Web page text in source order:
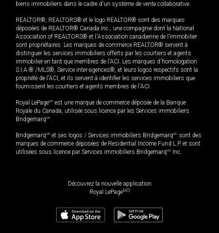
biens immobiliers dans le cadre d'un système de vente collaborative.
REALTOR®, REALTORS® et le logo REALTOR® sont des marques
déposées de REALTOR® Canada Inc., une compagnie dont la National
Association of REALTORS® et l'Association canadienne de l’immobilier
sont propriétaires. Les marques de commerce REALTOR® servent à
distinguer les services immobiliers offerts par les courtiers et agents
immobilier en tant que membres de l'ACI. Les marques d'homologation
S.I.A.® /MLS®, Service inter-agences®, et leurs logos respectifs sont la
propriété de l'ACI, et ils servent à identifier les services immobiliers que
fournissent les courtiers et agents membres de l'ACI.
Royal LePageMD est une marque de commerce déposée de la Banque
Royale du Canada, utilisée sous licence par les Services immobiliers
BridgemarqMD.
BridgemarqMD et ses logos / Services immobiliers BridgemarqMD sont des
marques de commerce déposées de Residential Income Fund L.P. et sont
utilisées sous licence par Services immobiliers BridgemarqMD Inc.
Découvrez la nouvelle application
Royal LePageMD